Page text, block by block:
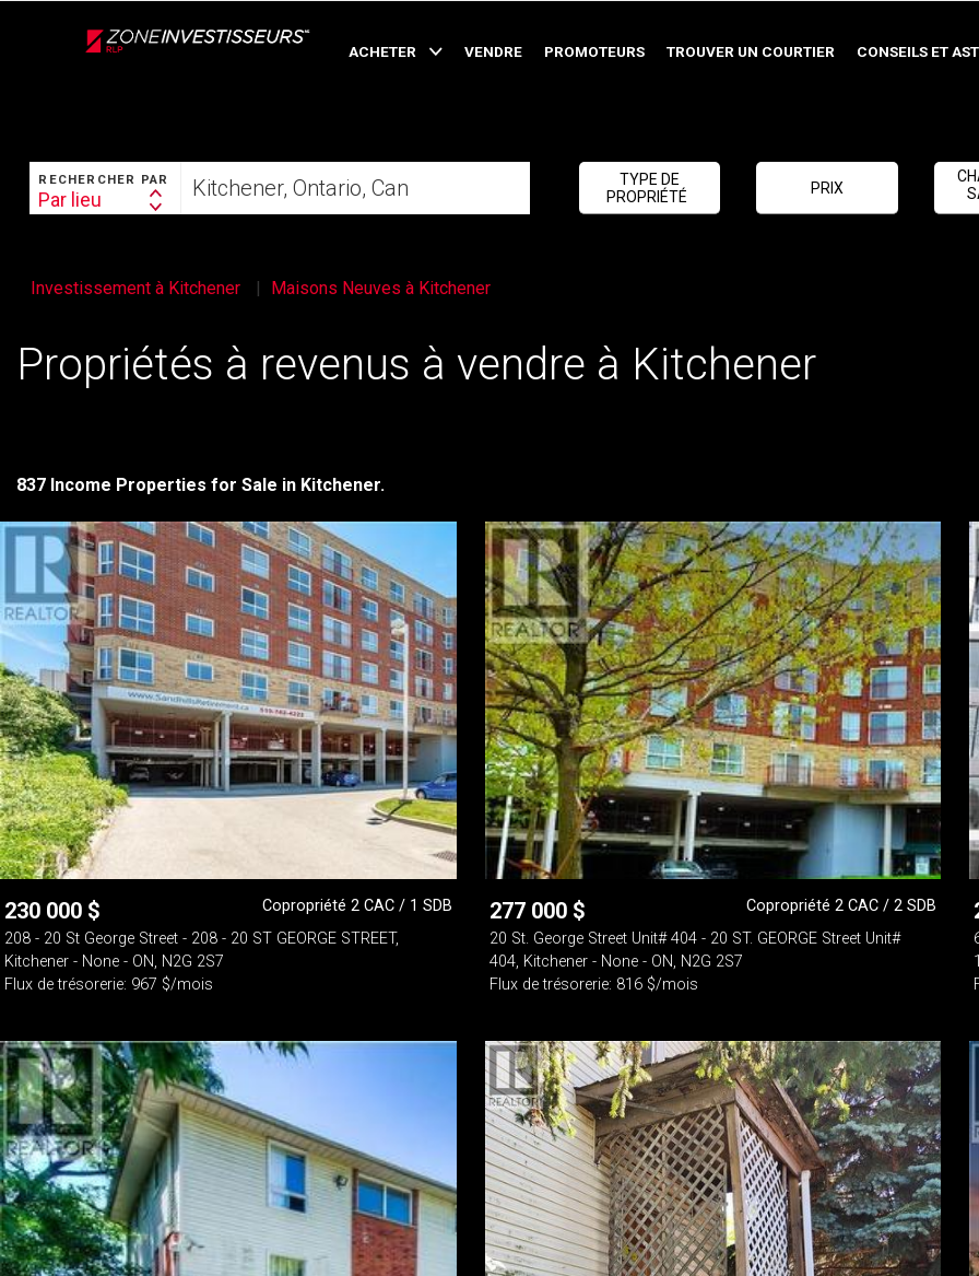
ACHETER VENDRE PROMOTEURS TROUVER UN COURTIER CONSEILS ET
RECHERCHER
RECHERCHER PAR
Search
By
Par lieu
votre
foyer
TYPE DE
PROPRIÉTÉ
PRIX
Investissement à Kitchener Maisons Neuves à Kitchener
Propriétés à revenus à vendre à Kitchener
837 Income Properties for Sale in Kitchener.
230 000 $
Copropriété 2 CAC / 1 SDB
208 - 20 St George Street - 208 - 20 ST GEORGE STREET,
Kitchener - None - ON, N2G 2S7
Flux de trésorerie: 967 $/mois
277 000 $
Copropriété 2 CAC / 2 SDB
20 St. George Street Unit# 404 - 20 ST. GEORGE Street Unit#
404, Kitchener - None - ON, N2G 2S7
Flux de trésorerie: 816 $/mois